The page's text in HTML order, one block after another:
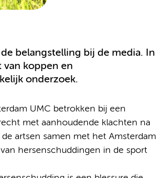
belangstelling bij de media. In
van koppen en
onderzoek.
UMC betrokken bij een
met aanhoudende klachten na
artsen samen met het Amsterdam
hersenschuddingen in de sport